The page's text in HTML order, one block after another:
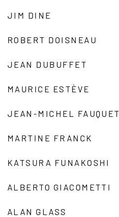
JIM DINE
ROBERT DOISNEAU
JEAN DUBUFFET
MAURICE ESTÈVE
JEAN-MICHEL FAUQUET
MARTINE FRANCK
KATSURA FUNAKOSHI
ALBERTO GIACOMETTI
ALAN GLASS